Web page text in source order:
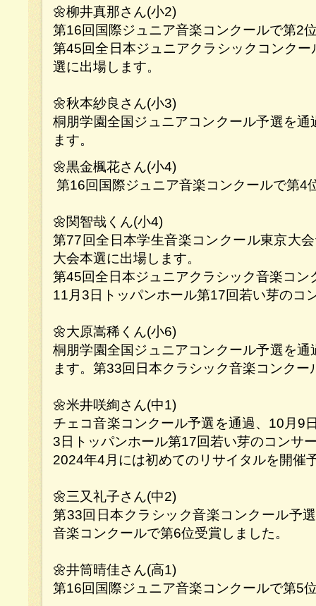
🌼柳井真那さん(小2)
第16回国際ジュニア音楽コンクールで第2
第45回全日本ジュニアクラシックコンク
選に出場します。
🌼秋本紗良さん(小3)
桐朋学園全国ジュニアコンクール予選を
ます。
🌼黒金楓花さん(小4)
第16回国際ジュニア音楽コンクールで第
🌼関智哉くん(小4)
第77回全日本学生音楽コンクール東京大
大会本選に出場します。
第45回全日本ジュニアクラシック音楽コン
11月3日トッパンホール第17回若い芽のコ
🌼大原嵩稀くん(小6)
桐朋学園全国ジュニアコンクール予選を
ます。第33回日本クラシック音楽コンクー
🌼米井咲絢さん(中1)
チェコ音楽コンクール予選を通過、10月9
3日トッパンホール第17回若い芽のコンサ
2024年4月には初めてのリサイタルを開催
🌼三又礼子さん(中2)
第33回日本クラシック音楽コンクール予
音楽コンクールで第6位受賞しました。
🌼井筒晴佳さん(高1)
第16回国際ジュニア音楽コンクールで第5